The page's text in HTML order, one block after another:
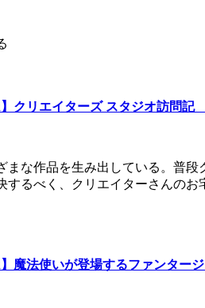
】クリエイターズ スタジオ訪問
るべく、クリエイターさんの
】魔法使いが登場するファンター